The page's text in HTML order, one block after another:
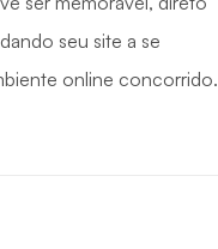
seu site a se
online concorrido.